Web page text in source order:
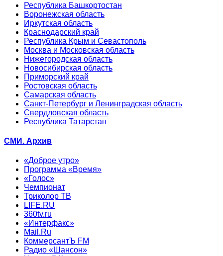
Республика Башкортостан
Воронежская область
Иркутская область
Краснодарский край
Республика Крым и Севастополь
Москва и Московская область
Нижегородская область
Новосибирская область
Приморский край
Ростовская область
Самарская область
Санкт-Петербург и Ленинградская область
Свердловская область
Республика Татарстан
СМИ. Архив
«Доброе утро»
Программа «Время»
«Голос»
Чемпионат
Триколор ТВ
LIFE.RU
360tv.ru
«Интерфакс»
Mail.Ru
КоммерсантЪ FM
Радио «Шансон»